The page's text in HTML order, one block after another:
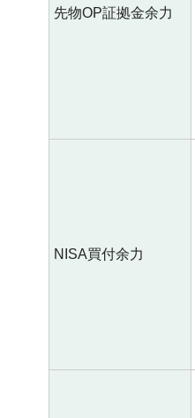
先物OP証拠金余力
NISA買付余力